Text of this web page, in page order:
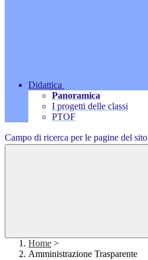
Didattica
Panoramica
I progetti delle classi
PTOF
Campo di ricerca per le pagine del sito
Home >
Amministrazione Trasparente